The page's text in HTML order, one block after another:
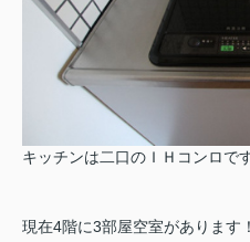
キッチンは二口のＩＨコンロです
現在4階に3部屋空室があります